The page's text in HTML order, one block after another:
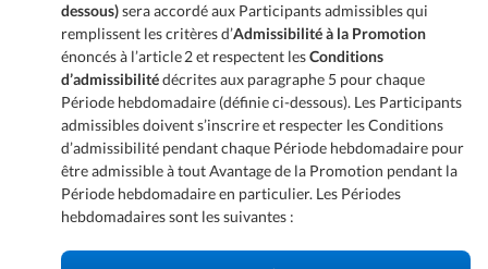
dessous)sera accordé aux Participants admissibles qui
remplissent les critères d’Admissibilité à la Promotion
énoncés à l’article 2 et respectent lesConditions
d’admissibilitédécrites aux paragraphe 5 pour chaque
Période hebdomadaire (définie ci-dessous). Les Participants
admissibles doivent s’inscrire et respecter les Conditions
d’admissibilité pendant chaque Période hebdomadaire pour
être admissible à tout Avantage de la Promotion pendant la
Période hebdomadaire en particulier. Les Périodes
hebdomadaires sont les suivantes :